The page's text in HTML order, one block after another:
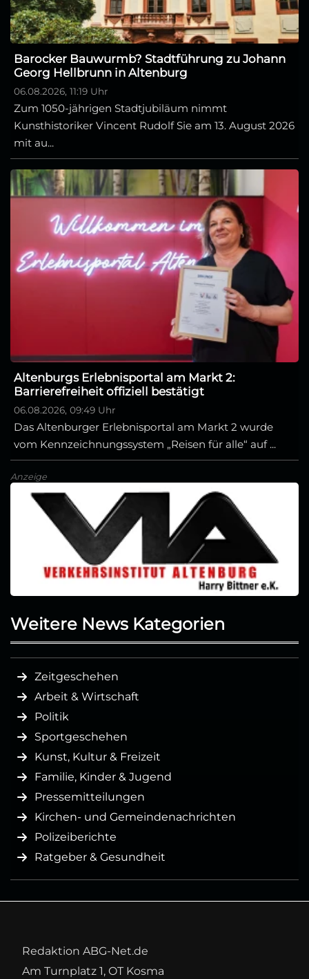
Barocker Bauwurmb? Stadtführung zu Johann
Georg Hellbrunn in Altenburg
06.08.2026, 11:19 Uhr
Zum 1050-jährigen Stadtjubiläum nimmt
Kunsthistoriker Vincent Rudolf Sie am 13. August 2026
mit au...
Altenburgs Erlebnisportal am Markt 2:
Barrierefreiheit offiziell bestätigt
06.08.2026, 09:49 Uhr
Das Altenburger Erlebnisportal am Markt 2 wurde
vom Kennzeichnungssystem „Reisen für alle“ auf ...
Anzeige
Weitere News Kategorien
Zeitgeschehen
Arbeit & Wirtschaft
Politik
Sportgeschehen
Kunst, Kultur & Freizeit
Familie, Kinder & Jugend
Pressemitteilungen
Kirchen- und Gemeindenachrichten
Polizeiberichte
Ratgeber & Gesundheit
Redaktion ABG-Net.de
Am Turnplatz 1, OT Kosma